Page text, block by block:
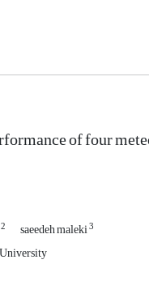
of four
2 saeedeh maleki3